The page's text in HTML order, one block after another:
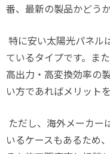
番、最新の製品かどう
特に安い太陽光パネル
ているタイプです。ま
高出力・高変換効率の
い方であればメリット
ただし、海外メーカー
いるケースもあるため